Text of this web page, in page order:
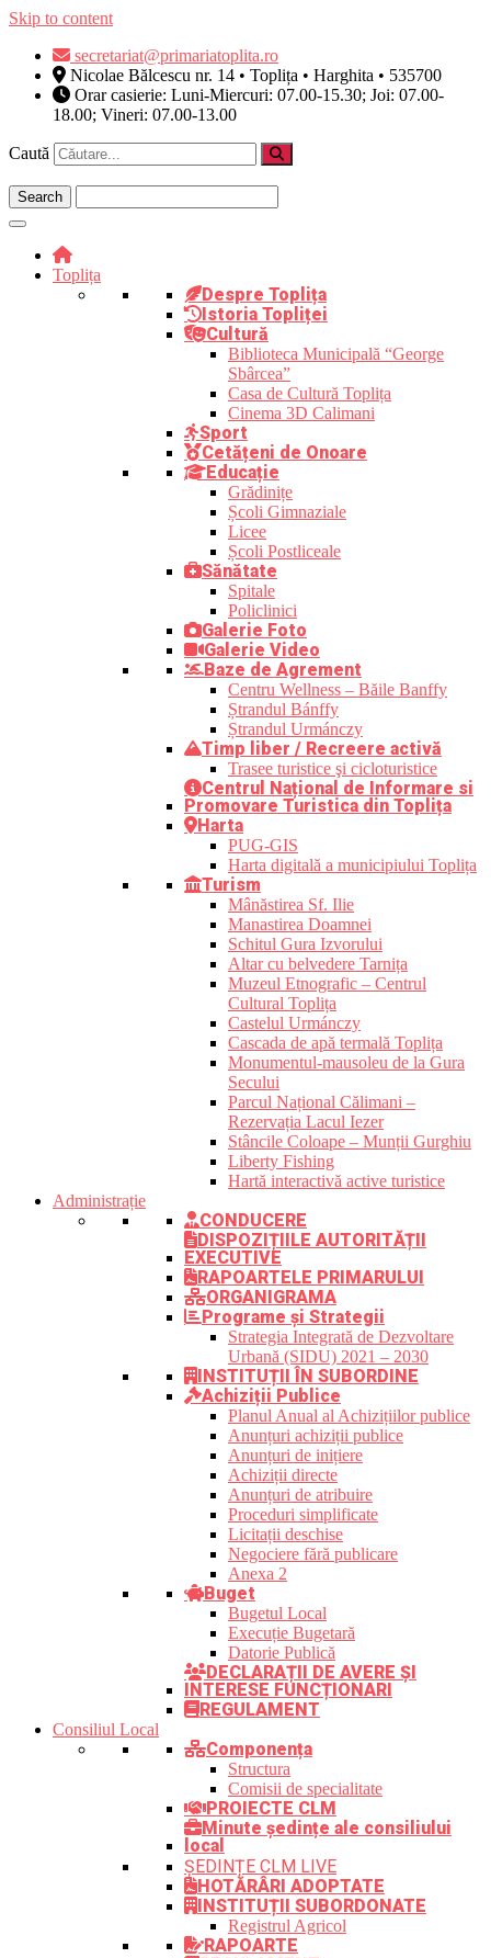
Skip to content
secretariat@primariatoplita.ro
Nicolae Bălcescu nr. 14 • Toplița • Harghita • 535700
Orar casierie: Luni-Miercuri: 07.00-15.30; Joi: 07.00-
18.00; Vineri: 07.00-13.00
Caută
Toplița
Despre Toplița
Istoria Topliței
Cultură
Biblioteca Municipală “George
Sbârcea”
Casa de Cultură Toplița
Cinema 3D Calimani
Sport
Cetățeni de Onoare
Educație
Grădinițe
Școli Gimnaziale
Licee
Școli Postliceale
Sănătate
Spitale
Policlinici
Galerie Foto
Galerie Video
Baze de Agrement
Centru Wellness – Băile Banffy
Ștrandul Bánffy
Ștrandul Urmánczy
Timp liber / Recreere activă
Trasee turistice şi cicloturistice
Centrul Național de Informare si
Promovare Turistica din Toplița
Harta
PUG-GIS
Harta digitală a municipiului Toplița
Turism
Mânăstirea Sf. Ilie
Manastirea Doamnei
Schitul Gura Izvorului
Altar cu belvedere Tarnița
Muzeul Etnografic – Centrul
Cultural Toplița
Castelul Urmánczy
Cascada de apă termală Toplița
Monumentul-mausoleu de la Gura
Secului
Parcul Național Călimani –
Rezervația Lacul Iezer
Stâncile Coloape – Munții Gurghiu
Liberty Fishing
Hartă interactivă active turistice
Administrație
CONDUCERE
DISPOZIȚIILE AUTORITĂȚII
EXECUTIVE
RAPOARTELE PRIMARULUI
ORGANIGRAMA
Programe și Strategii
Strategia Integrată de Dezvoltare
Urbană (SIDU) 2021 – 2030
INSTITUȚII ÎN SUBORDINE
Achiziții Publice
Planul Anual al Achizițiilor publice
Anunțuri achiziții publice
Anunțuri de inițiere
Achiziții directe
Anunțuri de atribuire
Proceduri simplificate
Licitații deschise
Negociere fără publicare
Anexa 2
Buget
Bugetul Local
Execuție Bugetară
Datorie Publică
DECLARAȚII DE AVERE ȘI
INTERESE FUNCȚIONARI
REGULAMENT
Consiliul Local
Componența
Structura
Comisii de specialitate
PROIECTE CLM
Minute ședințe ale consiliului
local
ȘEDINȚE CLM LIVE
HOTĂRÂRI ADOPTATE
INSTITUȚII SUBORDONATE
Registrul Agricol
RAPOARTE